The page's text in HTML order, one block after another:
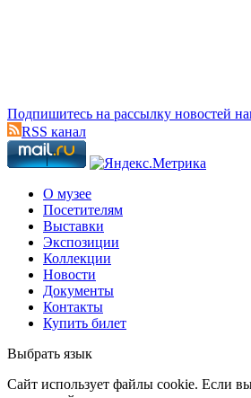
Подпишитесь на рассылку новостей
RSS канал
О музее
Посетителям
Выставки
Экспозиции
Коллекции
Новости
Документы
Контакты
Купить билет
Выбрать язык
Cайт использует файлы cookie. Если